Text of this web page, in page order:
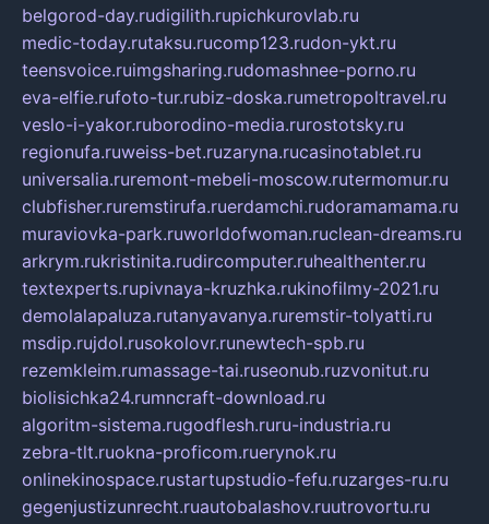
belgorod-day.rudigilith.rupichkurovlab.ru
medic-today.rutaksu.rucomp123.rudon-ykt.ru
teensvoice.ruimgsharing.rudomashnee-porno.ru
eva-elfie.rufoto-tur.rubiz-doska.rumetropoltravel.ru
veslo-i-yakor.ruborodino-media.rurostotsky.ru
regionufa.ruweiss-bet.ruzaryna.rucasinotablet.ru
universalia.ruremont-mebeli-moscow.rutermomur.ru
clubfisher.ruremstirufa.ruerdamchi.rudoramamama.ru
muraviovka-park.ruworldofwoman.ruclean-dreams.ru
arkrym.rukristinita.rudircomputer.ruhealthenter.ru
textexperts.rupivnaya-kruzhka.rukinofilmy-2021.ru
demolalapaluza.rutanyavanya.ruremstir-tolyatti.ru
msdip.rujdol.rusokolovr.runewtech-spb.ru
rezemkleim.rumassage-tai.ruseonub.ruzvonitut.ru
biolisichka24.rumncraft-download.ru
algoritm-sistema.rugodflesh.ruru-industria.ru
zebra-tlt.ruokna-proficom.ruerynok.ru
onlinekinospace.rustartupstudio-fefu.ruzarges-ru.ru
gegenjustizunrecht.ruautobalashov.ruutrovortu.ru